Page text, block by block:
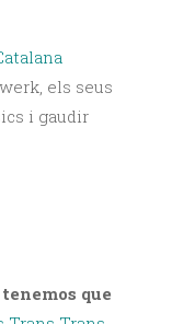
els seus
i gaudir
tenemos que